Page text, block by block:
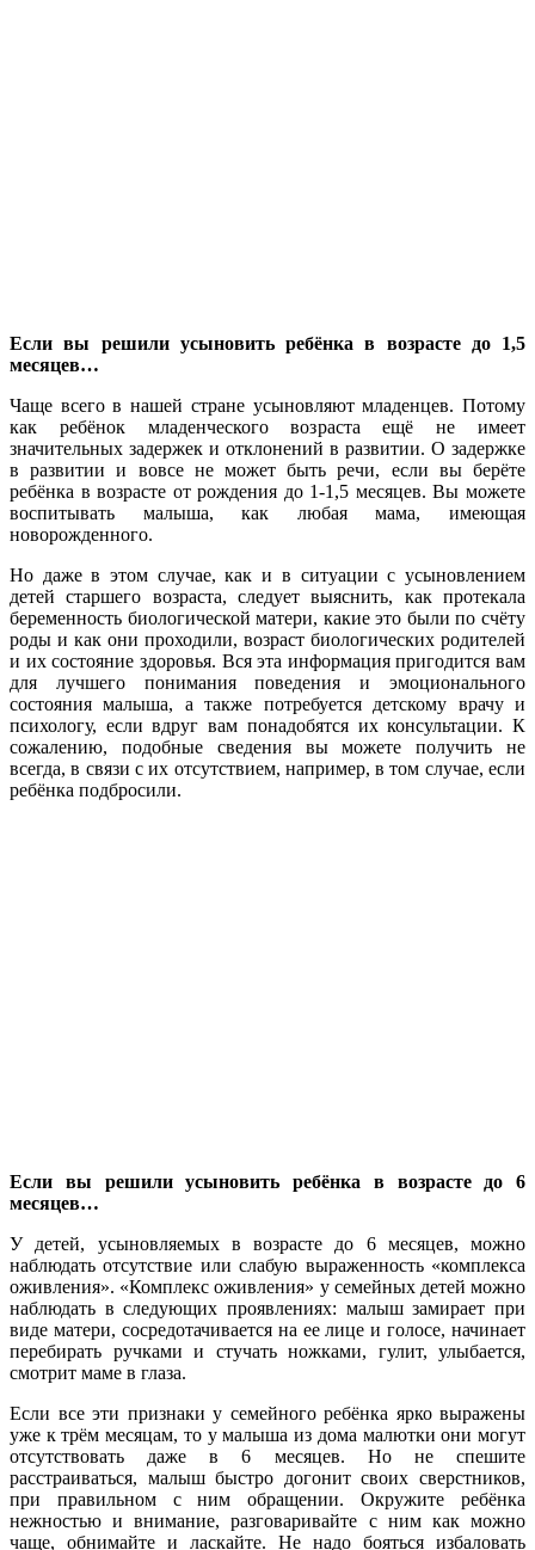
Если вы решили усыновить ребёнка в возрасте до 1,5
месяцев…
Чаще всего в нашей стране усыновляют младенцев. Потому
как ребёнок младенческого возраста ещё не имеет
значительных задержек и отклонений в развитии. О задержке
в развитии и вовсе не может быть речи, если вы берёте
ребёнка в возрасте от рождения до 1-1,5 месяцев. Вы можете
воспитывать малыша, как любая мама, имеющая
новорожденного.
Но даже в этом случае, как и в ситуации с усыновлением
детей старшего возраста, следует выяснить, как протекала
беременность биологической матери, какие это были по счёту
роды и как они проходили, возраст биологических родителей
и их состояние здоровья. Вся эта информация пригодится вам
для лучшего понимания поведения и эмоционального
состояния малыша, а также потребуется детскому врачу и
психологу, если вдруг вам понадобятся их консультации. К
сожалению, подобные сведения вы можете получить не
всегда, в связи с их отсутствием, например, в том случае, если
ребёнка подбросили.
Если вы решили усыновить ребёнка в возрасте до 6
месяцев…
У детей, усыновляемых в возрасте до 6 месяцев, можно
наблюдать отсутствие или слабую выраженность «комплекса
оживления». «Комплекс оживления» у семейных детей можно
наблюдать в следующих проявлениях: малыш замирает при
виде матери, сосредотачивается на ее лице и голосе, начинает
перебирать ручками и стучать ножками, гулит, улыбается,
смотрит маме в глаза.
Если все эти признаки у семейного ребёнка ярко выражены
уже к трём месяцам, то у малыша из дома малютки они могут
отсутствовать даже в 6 месяцев. Но не спешите
расстраиваться, малыш быстро догонит своих сверстников,
при правильном с ним обращении. Окружите ребёнка
нежностью и внимание, разговаривайте с ним как можно
чаще, обнимайте и ласкайте. Не надо бояться избаловать